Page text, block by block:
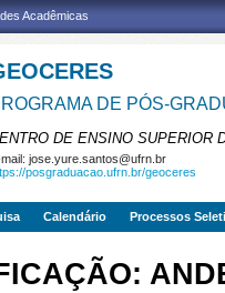
Acadêmicas
DE PÓS-
DE ENSINO SUPERIOR
jose.yure.santos@ufrn.br
posgraduacao.ufrn.br/geoceres
Calendário Processos